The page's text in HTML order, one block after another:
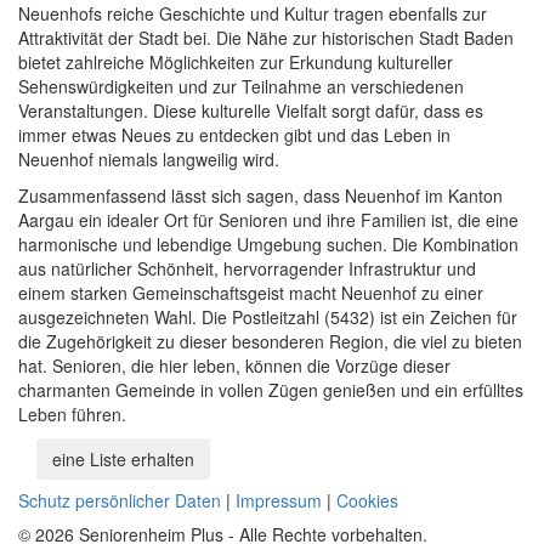
Neuenhofs reiche Geschichte und Kultur tragen ebenfalls zur
Attraktivität der Stadt bei. Die Nähe zur historischen Stadt Baden
bietet zahlreiche Möglichkeiten zur Erkundung kultureller
Sehenswürdigkeiten und zur Teilnahme an verschiedenen
Veranstaltungen. Diese kulturelle Vielfalt sorgt dafür, dass es
immer etwas Neues zu entdecken gibt und das Leben in
Neuenhof niemals langweilig wird.
Zusammenfassend lässt sich sagen, dass Neuenhof im Kanton
Aargau ein idealer Ort für Senioren und ihre Familien ist, die eine
harmonische und lebendige Umgebung suchen. Die Kombination
aus natürlicher Schönheit, hervorragender Infrastruktur und
einem starken Gemeinschaftsgeist macht Neuenhof zu einer
ausgezeichneten Wahl. Die Postleitzahl (5432) ist ein Zeichen für
die Zugehörigkeit zu dieser besonderen Region, die viel zu bieten
hat. Senioren, die hier leben, können die Vorzüge dieser
charmanten Gemeinde in vollen Zügen genießen und ein erfülltes
Leben führen.
eine Liste erhalten
Schutz persönlicher Daten | Impressum | Cookies
© 2026 Seniorenheim Plus - Alle Rechte vorbehalten.